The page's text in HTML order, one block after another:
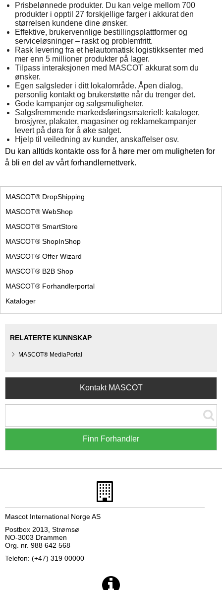
Prisbelønnede produkter. Du kan velge mellom 700
produkter i opptil 27 forskjellige farger i akkurat den
størrelsen kundene dine ønsker.
Effektive, brukervennlige bestillingsplattformer og
serviceløsninger – raskt og problemfritt.
Rask levering fra et helautomatisk logistikksenter med
mer enn 5 millioner produkter på lager.
Tilpass interaksjonen med MASCOT akkurat som du
ønsker.
Egen salgsleder i ditt lokalområde. Åpen dialog,
personlig kontakt og brukerstøtte når du trenger det.
Gode kampanjer og salgsmuligheter.
Salgsfremmende markedsføringsmateriell: kataloger,
brosjyrer, plakater, magasiner og reklamekampanjer
levert på døra for å øke salget.
Hjelp til veiledning av kunder, anskaffelser osv.
Du kan alltids kontakte oss for å høre mer om muligheten for
å bli en del av vårt forhandlernettverk.
MASCOT® DropShipping
MASCOT® WebShop
MASCOT® SmartStore
MASCOT® ShopInShop
MASCOT® Offer Wizard
MASCOT® B2B Shop
MASCOT® Forhandlerportal
Kataloger
RELATERTE KUNNSKAP
MASCOT® MediaPortal
Kontakt MASCOT
Finn Forhandler
Mascot International Norge AS
Postbox 2013, Strømsø
NO-3003 Drammen
Org. nr. 988 642 568
Telefon: (+47) 319 00000